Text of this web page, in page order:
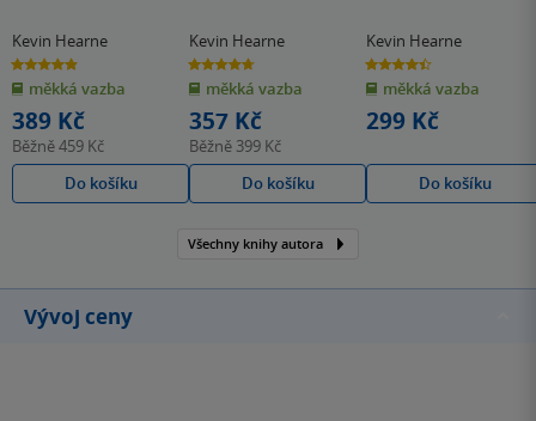
Kevin Hearne
4.9
z
5
hvězdiček
měkká vazba
389 Kč
Běžně459 Kč
Do košíku
Kevin Hearne
4.7
z
5
hvězdiček
měkká vazba
357 Kč
Běžně 399 Kč
Do košíku
Kevin Hearne
4.4
z
5
hvězdiček
měkká vazba
299 Kč
Do košíku
Všechny knihy autora
Vývoj ceny